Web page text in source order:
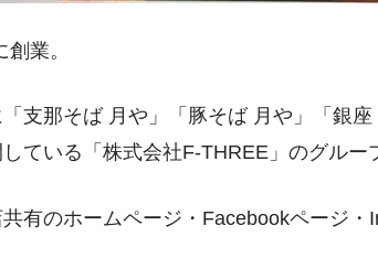
業。
支那そば 月や」「豚そば 月や」「銀
ている「株式会社F-THREE」のグルー
有のホームページ・Facebookページ・